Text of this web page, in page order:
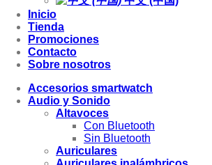
Inicio
Tienda
Promociones
Contacto
Sobre nosotros
Accesorios smartwatch
Audio y Sonido
Altavoces
Con Bluetooth
Sin Bluetooth
Auriculares